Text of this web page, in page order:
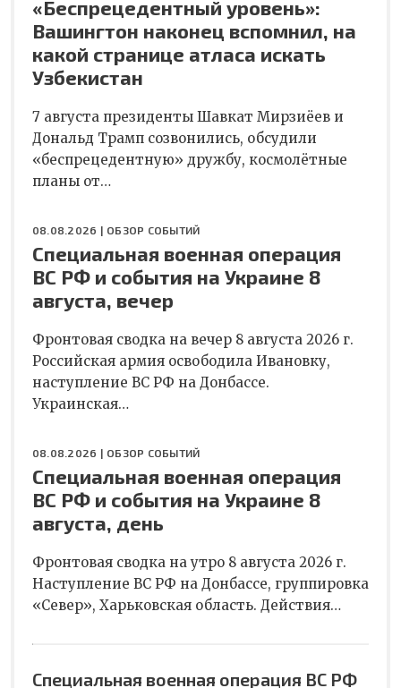
«Беспрецедентный уровень»:
Вашингтон наконец вспомнил, на
какой странице атласа искать
Узбекистан
7 августа президенты Шавкат Мирзиёев и
Дональд Трамп созвонились, обсудили
«беспрецедентную» дружбу, космолётные
планы от…
08.08.2026 | ОБЗОР СОБЫТИЙ
Специальная военная операция
ВС РФ и события на Украине 8
августа, вечер
Фронтовая сводка на вечер 8 августа 2026 г.
Российская армия освободила Ивановку,
наступление ВС РФ на Донбассе.
Украинская…
08.08.2026 | ОБЗОР СОБЫТИЙ
Специальная военная операция
ВС РФ и события на Украине 8
августа, день
Фронтовая сводка на утро 8 августа 2026 г.
Наступление ВС РФ на Донбассе, группировка
«Север», Харьковская область. Действия…
Специальная военная операция ВС РФ